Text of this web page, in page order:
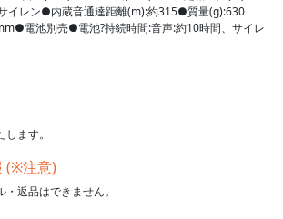
イレン●内蔵音通達距離(m):約315●質量(g):630
電池別売●電池?持続時間:音声:約10時間、サイレ
ます。
(※注意)
返品はできません。